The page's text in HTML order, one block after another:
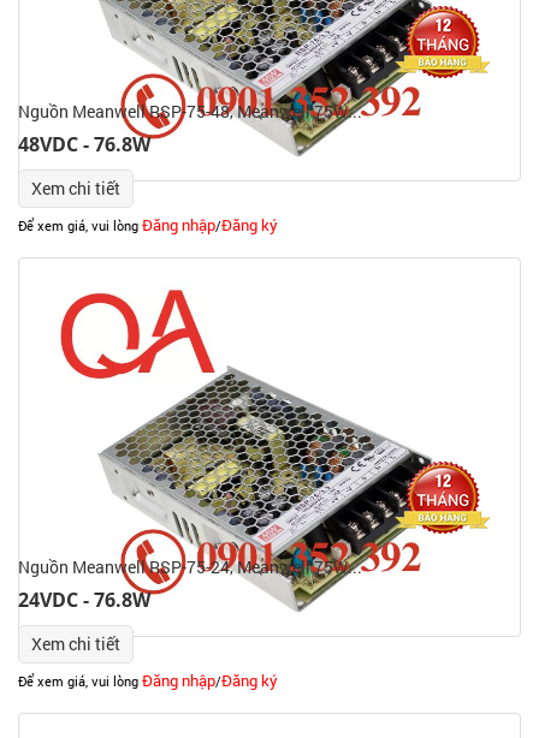
Nguồn Meanwell RSP-75-48, Meanwell 75W...
48VDC - 76.8W
Xem chi tiết
Để xem giá, vui lòng Đăng nhập/Đăng ký
Nguồn Meanwell RSP-75-24, Meanwell 75W...
24VDC - 76.8W
Xem chi tiết
Để xem giá, vui lòng Đăng nhập/Đăng ký